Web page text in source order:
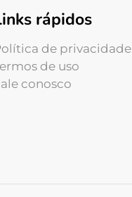
rápidos
de privacidade
de uso
conosco